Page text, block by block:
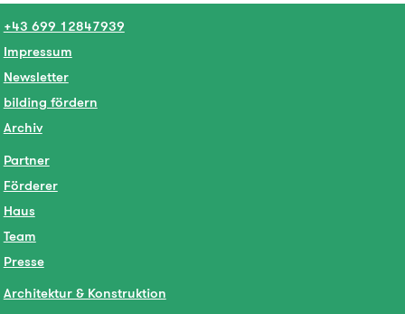
+43 699 12847939
Impressum
Newsletter
bilding fördern
Archiv
Partner
Förderer
Haus
Team
Presse
Architektur & Konstruktion